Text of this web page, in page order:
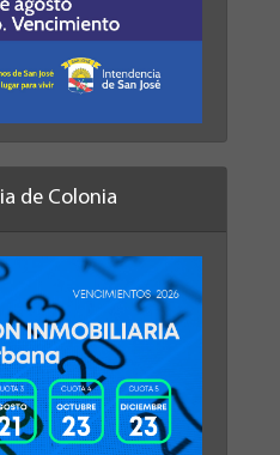
de Colonia